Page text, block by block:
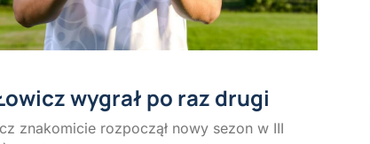
wygrał po raz drugi
znakomicie rozpoczął nowy sezon w III